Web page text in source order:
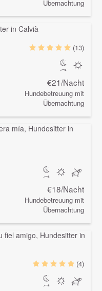
Übernachtung
(13)
€21/Nacht
Hundebetreuung mit
Übernachtung
€18/Nacht
Hundebetreuung mit
Übernachtung
(4)